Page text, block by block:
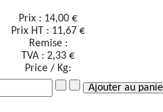
Prix : 14,00 €
Prix HT : 11,67 €
Remise :
TVA :2,33 €
Price / Kg: